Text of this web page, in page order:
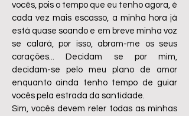
vocês, pois o tempo que eu tenho agora, é
cada vez mais escasso, a minha hora já
está quase soando e em breve minha voz
se calará, por isso, abram-me os seus
corações... Decidam se por mim,
decidam-se pelo meu plano de amor
enquanto ainda tenho tempo de guiar
vocês pela estrada da santidade.
Sim, vocês devem reler todas as minhas